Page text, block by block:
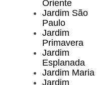
Oriente
Jardim São
Paulo
Jardim
Primavera
Jardim
Esplanada
Jardim Maria
Jardim